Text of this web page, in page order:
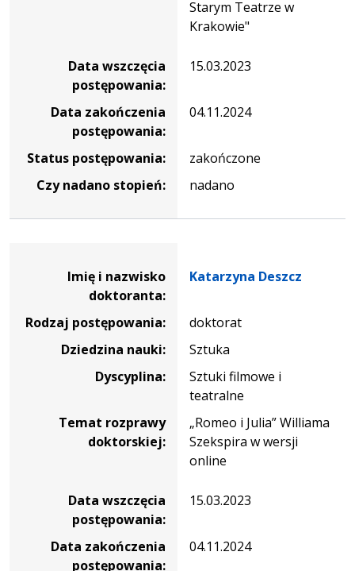
Starym Teatrze w
Krakowie"
Data wszczęcia
postępowania:
15.03.2023
Data zakończenia
postępowania:
04.11.2024
Status postępowania:
zakończone
Czy nadano stopień:
nadano
Imię i nazwisko
doktoranta:
Katarzyna Deszcz
Rodzaj postępowania:
doktorat
Dziedzina nauki:
Sztuka
Dyscyplina:
Sztuki filmowe i
teatralne
Temat rozprawy
doktorskiej:
„Romeo i Julia” Williama
Szekspira w wersji
online
Data wszczęcia
postępowania:
15.03.2023
Data zakończenia
postępowania:
04.11.2024